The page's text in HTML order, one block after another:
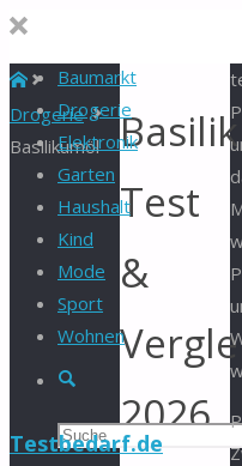
Baumarkt
Drogerie
Elektronik
Garten
Haushalt
Kind
Mode
Sport
Wohnen
Suche
Suchen
Testbedarf.de
Start
Drogerie
Basilikumöl
Test
&
2026